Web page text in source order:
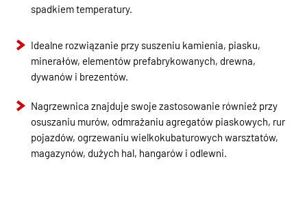
spadkiem temperatury.
Idealne rozwiązanie przy suszeniu kamienia, piasku,
minerałów, elementów prefabrykowanych, drewna,
dywanów i brezentów.
Nagrzewnica znajduje swoje zastosowanie również przy
osuszaniu murów, odmrażaniu agregatów piaskowych, rur
pojazdów, ogrzewaniu wielkokubaturowych warsztatów,
magazynów, dużych hal, hangarów i odlewni.